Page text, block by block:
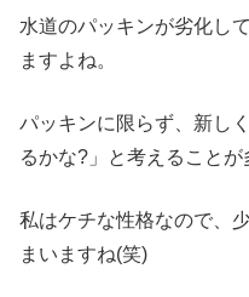
水道のパッキンが劣化し
ますよね。
パッキンに限らず、新し
るかな?」と考えること
私はケチな性格なので、
まいますね(笑)